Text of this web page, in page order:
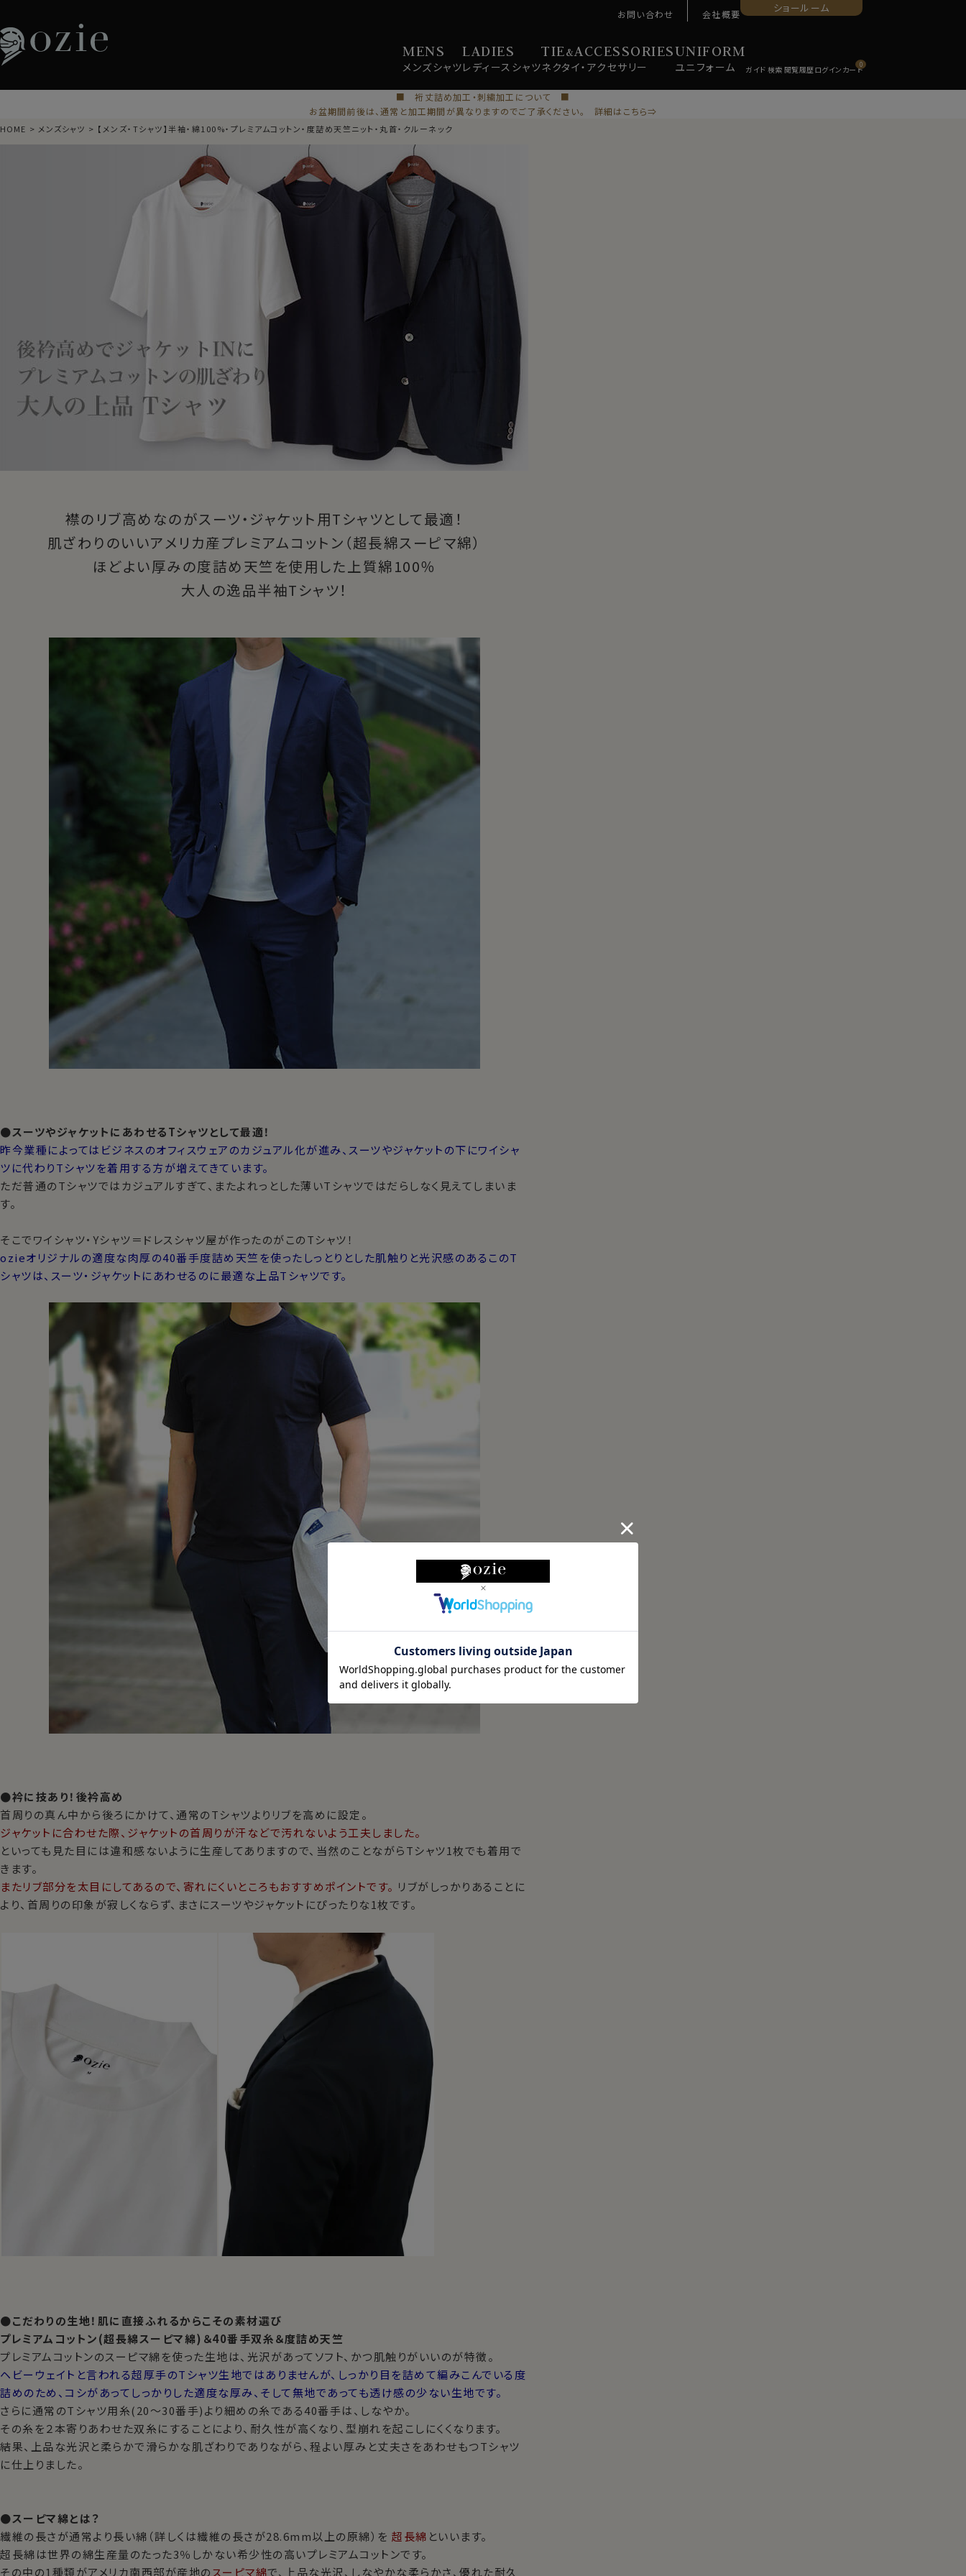
MENS
メンズシャツ
LADIES
レディース シャツ
TIE&ACCESSORIES
ネクタイ・ アクセサリー
UNIFORM
ユニ フォーム
お問い合わせ 会社概要 ショールーム
0
■ 裄丈詰め加工・刺繍加工について ■
お盆期間前後は、通常と加工期間が異なりますのでご了承ください。 詳細はこちら⇒
HOME メンズシャツ 【メンズ・Tシャツ】半袖・綿100%・プレミアムコットン・度詰め天竺ニット・丸首・クルーネック
襟のリブ高めなのがスーツ・ジャケット用Tシャツとして最適！
肌ざわりのいいアメリカ産プレミアムコットン（超長綿スーピマ綿）
ほどよい厚みの度詰め天竺を使用した上質綿100％
大人の逸品半袖Tシャツ！
●スーツやジャケットにあわせるTシャツとして最適！
昨今業種によってはビジネスのオフィスウェアのカジュアル化が進み、スーツやジャケットの下にワイシャ
ツに代わりTシャツを着用する方が増えてきています。
ただ普通のTシャツではカジュアルすぎて、またよれっとした薄いTシャツではだらしなく見えてしまいま
す。
そこでワイシャツ・Yシャツ＝ドレスシャツ屋が作ったのがこのTシャツ！
ozieオリジナルの適度な肉厚の40番手度詰め天竺を使ったしっとりとした肌触りと光沢感のあるこのT
シャツは、スーツ・ジャケットにあわせるのに最適な上品Tシャツです。
●衿に技あり！後衿高め
首周りの真ん中から後ろにかけて、通常のTシャツよりリブを高めに設定。
ジャケットに合わせた際、ジャケットの首周りが汗などで汚れないよう工夫しました。
といっても見た目には違和感ないように生産してありますので、当然のことながらTシャツ1枚でも着用で
きます。
またリブ部分を太目にしてあるので、寄れにくいところもおすすめポイントです。 リブがしっかりあることに
より、首周りの印象が寂しくならず、まさにスーツやジャケットにぴったりな1枚です。
●こだわりの生地！肌に直接ふれるからこその素材選び
プレミアムコットン(超長綿スーピマ綿)＆40番手双糸＆度詰め天竺
プレミアムコットンのスーピマ綿を使った生地は、光沢があってソフト、かつ肌触りがいいのが特徴。
ヘビーウェイトと言われる超厚手のTシャツ生地ではありませんが、しっかり目を詰めて編みこんでいる度
詰めのため、コシがあってしっかりした適度な厚み、そして無地であっても透け感の少ない生地です。
さらに通常のTシャツ用糸(20～30番手)より細めの糸である40番手は、しなやか。
その糸を２本寄りあわせた双糸にすることにより、耐久性が高くなり、型崩れを起こしにくくなります。
結果、上品な光沢と柔らかで滑らかな肌ざわりでありながら、程よい厚みと丈夫さをあわせもつTシャツ
に仕上りました。
●スーピマ綿とは？
繊維の長さが通常より長い綿（詳しくは繊維の長さが28.6mm以上の原綿）を 超長綿 といいます。
超長綿は世界の綿生産量のたった3％しかない希少性の高いプレミアムコットンです。
その中の1種類がアメリカ南西部が産地の スーピマ綿で、上品な光沢、しなやかな柔らかさ、優れた耐久